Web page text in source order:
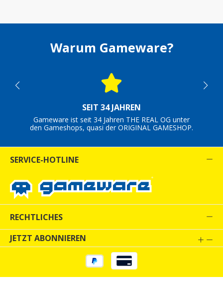
Warum Gameware?
SEIT 34 JAHREN
Gameware ist seit 34 Jahren THE REAL OG unter
den Gameshops, quasi der ORIGINAL GAMESHOP.
SERVICE-HOTLINE
RECHTLICHES
JETZT ABONNIEREN